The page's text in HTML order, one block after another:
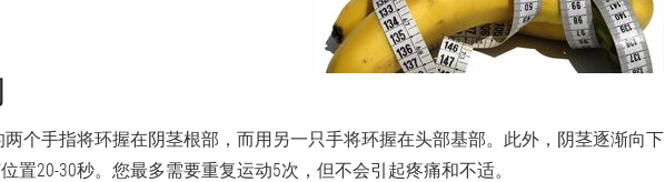
个手指将环握在阴茎根部，而用另一只手将环握在头部基部。此外，阴茎逐渐向下
置20-30秒。您最多需要重复运动5次，但不会引起疼痛和不适。